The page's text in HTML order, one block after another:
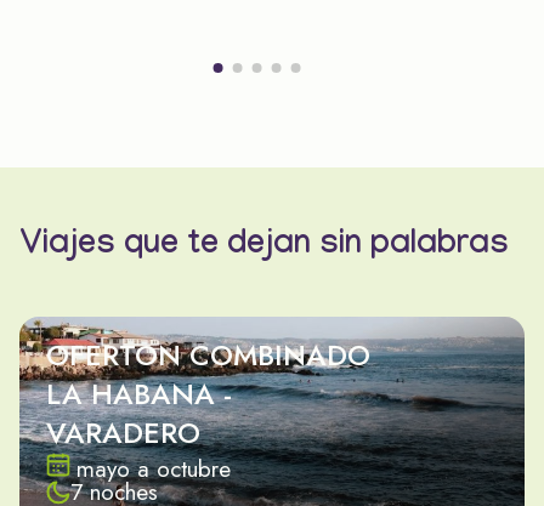
Viajes que te dejan sin palabras
OFERTON COMBINADO
LA HABANA -
VARADERO
mayo a octubre
7 noches